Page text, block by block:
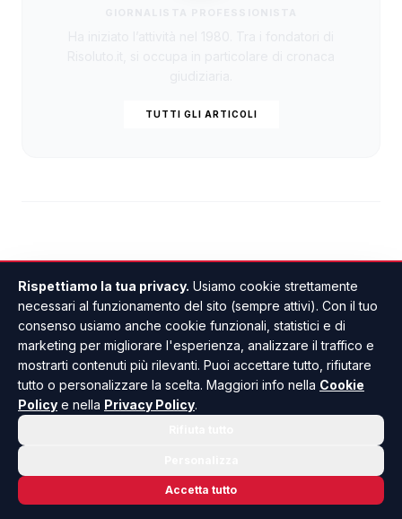
TUTTI GLI ARTICOLI
Restituiti durante la notte
i tre sup che erano stati
rubati a Sciaccamare
Rispettiamo la tua privacy. Usiamo cookie strettamente
necessari al funzionamento del sito (sempre attivi). Con il tuo
consenso usiamo anche cookie funzionali, statistici e di
marketing per migliorare l'esperienza, analizzare il traffico e
mostrarti contenuti più rilevanti. Puoi accettare tutto, rifiutare
tutto o personalizzare la scelta. Maggiori info nella Cookie
Policy e nella Privacy Policy.
Accetta tutto